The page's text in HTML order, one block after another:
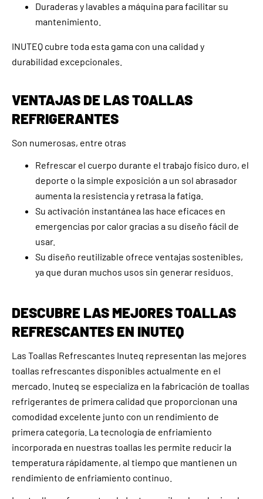
Duraderas y lavables a máquina para facilitar su
mantenimiento.
INUTEQ cubre toda esta gama con una calidad y
durabilidad excepcionales.
VENTAJAS DE LAS TOALLAS
REFRIGERANTES
Son numerosas, entre otras
Refrescar el cuerpo durante el trabajo físico duro, el
deporte o la simple exposición a un sol abrasador
aumenta la resistencia y retrasa la fatiga.
Su activación instantánea las hace eficaces en
emergencias por calor gracias a su diseño fácil de
usar.
Su diseño reutilizable ofrece ventajas sostenibles,
ya que duran muchos usos sin generar residuos.
DESCUBRE LAS MEJORES TOALLAS
REFRESCANTES EN INUTEQ
Las Toallas Refrescantes Inuteq representan las mejores
toallas refrescantes disponibles actualmente en el
mercado. Inuteq se especializa en la fabricación de toallas
refrigerantes de primera calidad que proporcionan una
comodidad excelente junto con un rendimiento de
primera categoría. La tecnología de enfriamiento
incorporada en nuestras toallas les permite reducir la
temperatura rápidamente, al tiempo que mantienen un
rendimiento de enfriamiento continuo.